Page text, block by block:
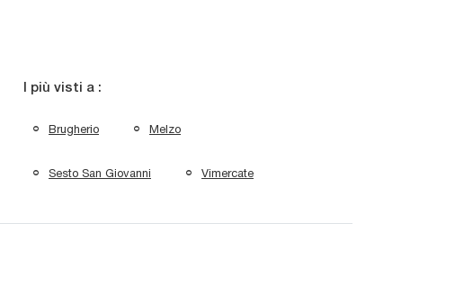
I più visti a :
Brugherio Melzo
Sesto San Giovanni Vimercate